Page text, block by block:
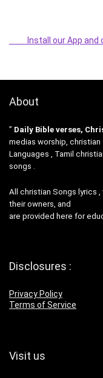
Install our App and
About
” Daily Bible verses,
medias worship, christian
Languages , Tamil
songs .
All christian Songs lyrics
their owners, and
are provided here for
Disclosures :
Privacy Policy
Terms of Service
Visit us